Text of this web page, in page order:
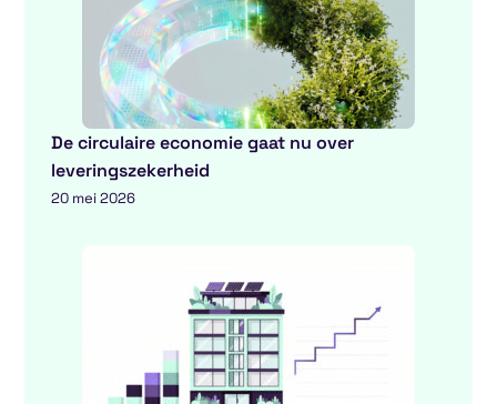
De circulaire economie gaat nu over
leveringszekerheid
20 mei 2026